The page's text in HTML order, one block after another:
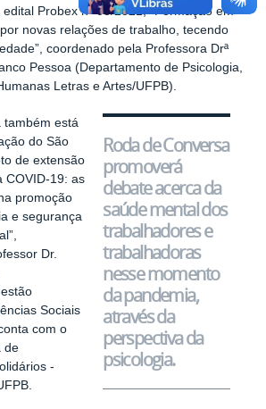
Probex nº 03/2021, “Formação em
novas relações de trabalho, tecendo
coordenado pela Professora Drª
Pessoa (Departamento de Psicologia,
Letras e Artes/UFPB).
Roda de Conversa
promoverá
debate acerca da
saúde mental dos
trabalhadores e
trabalhadoras
nesse momento
da pandemia,
através da
perspectiva da
psicologia.
também está
do São
de extensão
COVID-19: as
promoção
e segurança
Dr.
Sociais
com o
de
-